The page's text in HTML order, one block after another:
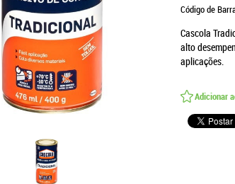
Código de
Cascola
alto
aplicações.
Adicionar